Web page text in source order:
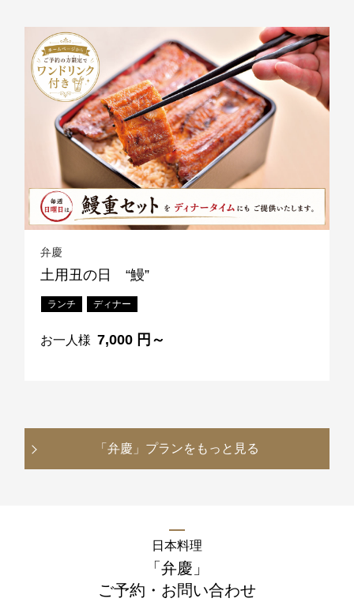
弁慶
土用丑の日 “鰻”
ランチ ディナー
お一人様 7,000 円～
「弁慶」 プランをもっと見る
日本料理
「弁慶」
ご予約・お問い合わせ